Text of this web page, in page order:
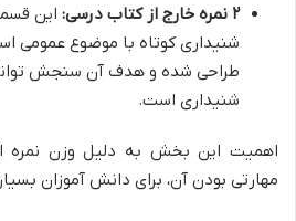
۲ نمره خارج از کتاب درسی:
این
شنیداری کوتاه با موضوع عمومی
طراحی شده و هدف آن سنجش
شنیداری است.
اهمیت این بخش به دلیل وزن
مهارتی بودن آن، برای دانش آموزان